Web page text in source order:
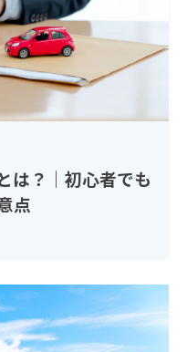
は？｜初心者でも
点